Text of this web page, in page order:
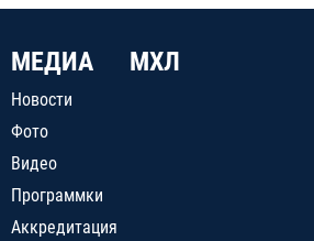
МЕДИА
Новости
Фото
Видео
Программки
Аккредитация
МХЛ